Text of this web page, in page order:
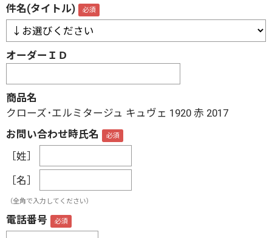
件名(タイトル)
オーダーＩＤ
商品名
クローズ･エルミタージュ キュヴェ 1920 赤 2017
お問い合わせ時氏名
［姓］
［名］
（全角で入力してください）
電話番号